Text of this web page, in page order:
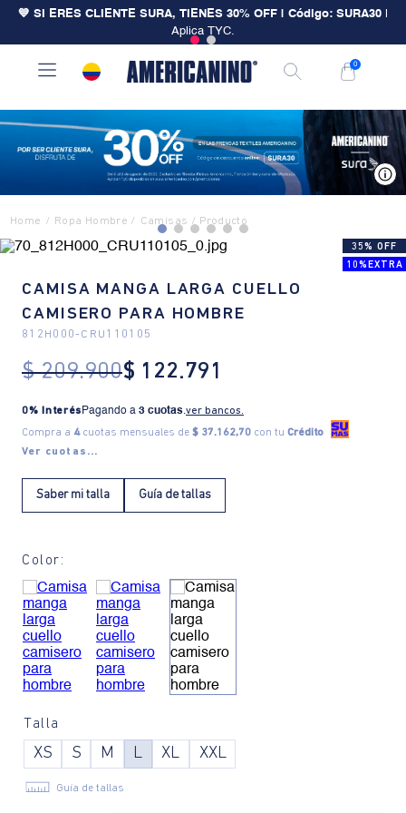
💙 SI ERES CLIENTE SURA, TIENES 30% OFF | Código: SURA30
Aplica TYC.
0
Ropa Hombre Camisas
35% OFF
10%EXTRA
CAMISA MANGA LARGA CUELLO
CAMISERO PARA HOMBRE
812H000- CRU110105
$ 209.900$ 122.791
0% Interés Pagando a 3 cuotas.ver bancos.
Compra a 4cuotas mensuales de $ 37.162,70 con tu Crédito
Ver cuotas...
Saber mi talla Guía de tallas
Color:
Talla
XS S M L XL XXL
Guía de tallas